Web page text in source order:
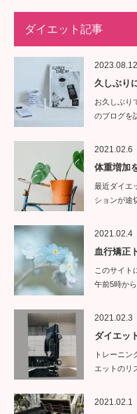
ダイエット記事
2023.08.12
久しぶり
お久しぶり
のブログを
2021.02.6
体重増加
最近ダイエ
ションが途
2021.02.4
血行矯正
このサイト
午前5時か
2021.02.3
ダイエッ
トレーニ
エットのリ
2021.02.1